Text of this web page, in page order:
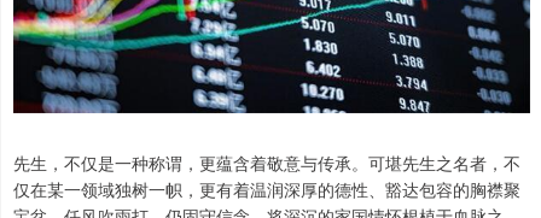
先生，不仅是一种称谓，更蕴含着敬意与传承。可堪先生之名者，不
仅在某一领域独树一帜，更有着温润深厚的德性、豁达包容的胸襟聚